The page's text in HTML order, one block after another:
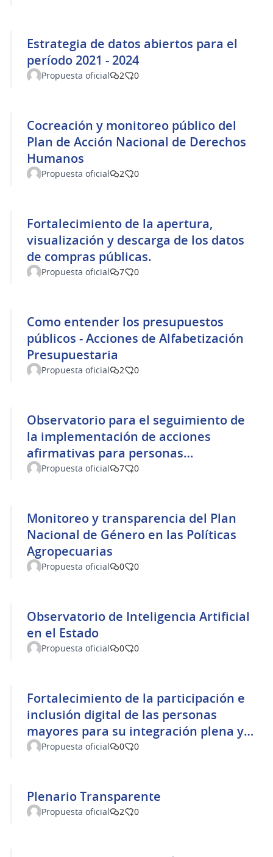
Estrategia de datos abiertos para el
período 2021 - 2024
Propuesta oficial 2 0
Cocreación y monitoreo público del
Plan de Acción Nacional de Derechos
Humanos
Propuesta oficial 2 0
Fortalecimiento de la apertura,
visualización y descarga de los datos
de compras públicas.
Propuesta oficial 7 0
Como entender los presupuestos
públicos - Acciones de Alfabetización
Presupuestaria
Propuesta oficial 2 0
Observatorio para el seguimiento de
la implementación de acciones
afirmativas para personas
afrodescendientes
Propuesta oficial 7 0
Monitoreo y transparencia del Plan
Nacional de Género en las Políticas
Agropecuarias
Propuesta oficial 0 0
Observatorio de Inteligencia Artificial
en el Estado
Propuesta oficial 0 0
Fortalecimiento de la participación e
inclusión digital de las personas
mayores para su integración plena y
efectiva en la sociedad.
Propuesta oficial 0 0
Plenario Transparente
Propuesta oficial 2 0